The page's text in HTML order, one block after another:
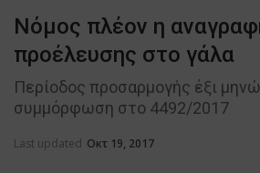
Νόμος πλέον η
προέλευσης στο γάλα
Περίοδος προσαρμογής έξι
συμμόρφωση στο 4492/2017
Last updated Οκτ 19, 2017